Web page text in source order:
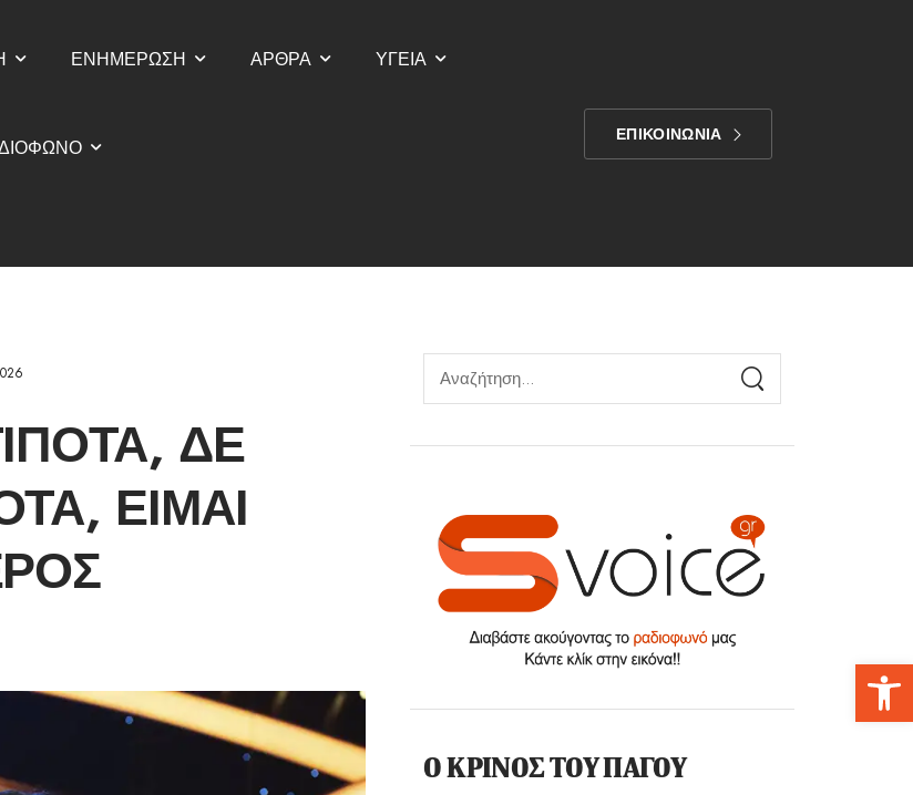
ΕΝΗΜΕΡΩΣΗ ΑΡΘΡΑ ΥΓΕΙΑ
ΕΠΙΚΟΙΝΩΝΙΑ
Ο ΚΡΙΝΟΣ ΤΟΥ ΠΑΓΟΥ
ΔΕ
ΕΊΜΑΙ